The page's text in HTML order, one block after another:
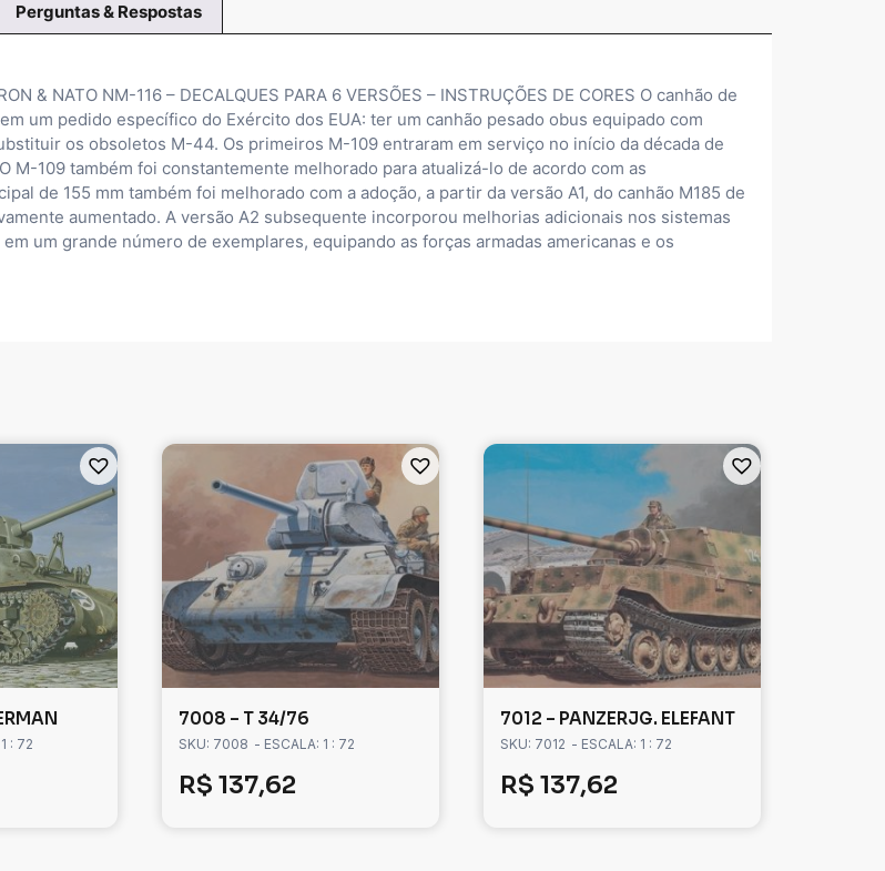
Perguntas & Respostas
& NATO NM-116 – DECALQUES PARA 6 VERSÕES – INSTRUÇÕES DE CORES O canhão de
um pedido específico do Exército dos EUA: ter um canhão pesado obus equipado com
os obsoletos M-44. Os primeiros M-109 entraram em serviço no início da década de
M-109 também foi constantemente melhorado para atualizá-lo de acordo com as
de 155 mm também foi melhorado com a adoção, a partir da versão A1, do canhão M185 de
aumentado. A versão A2 subsequente incorporou melhorias adicionais nos sistemas
um grande número de exemplares, equipando as forças armadas americanas e os
: 72
7008 – T 34/76
SKU: 7008 - ESCALA: 1 : 72
R$ 137,62
7012 – PANZERJG. ELEFANT
SKU: 7012 - ESCALA: 1 : 72
R$ 137,62